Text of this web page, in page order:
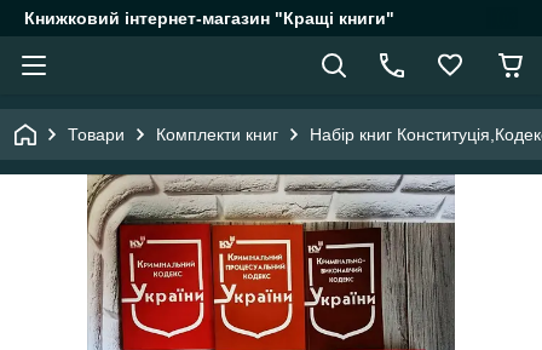
Книжковий інтернет-магазин "Кращі книги"
Товари Комплекти книг Набір книг